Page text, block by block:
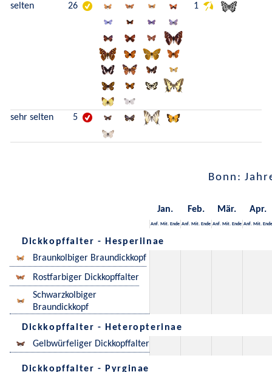
selten 26 1
sehr selten 5
Bonn:
Jan. Feb. Mär. Apr.
Anf. Mit. Ende Anf. Mit. Ende Anf. Mit. Ende Anf. Mit. Ende
Dickkopffalter - Hesperiinae
Braunkolbiger Braundickkopf
Rostfarbiger Dickkopffalter
Schwarzkolbiger
Braundickkopf
Dickkopffalter - Heteropterinae
Gelbwürfeliger Dickkopffalter
Dickkopffalter - Pyrginae